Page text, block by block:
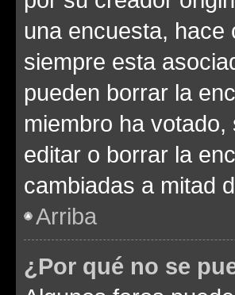
una encuesta, hace
siempre esta
pueden borrar la
miembro ha
editar o borrar la
cambiadas a mitad
Arriba
¿Por qué no se